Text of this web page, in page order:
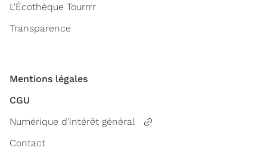
L'Écothèque Tourrrr
Transparence
Mentions légales
CGU
Numérique d'intérêt général
Contact